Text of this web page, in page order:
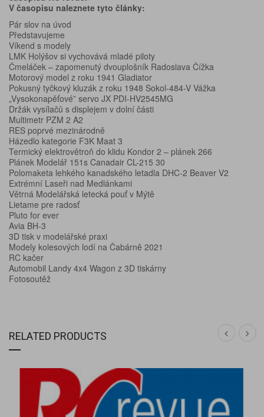
V časopisu naleznete tyto články:
Pár slov na úvod
Představujeme
Víkend s modely
LMK Holýšov si vychovává mladé piloty
Čmeláček – zapomenutý dvouplošník Radoslava Čížka
Motorový model z roku 1941 Gladiator
Pokusný tyčkový kluzák z roku 1948 Sokol-484-V Vážka
„Vysokonapěťové” servo JX PDI-HV2545MG
Držák vysílačů s displejem v dolní části
Multimetr PZM 2 A2
RES poprvé mezinárodně
Házedlo kategorie F3K Maat 3
Termický elektrovětroň do klidu Kondor 2 – plánek 266
Plánek Modelář 151s Canadair CL-215 30
Polomaketa lehkého kanadského letadla DHC-2 Beaver V2
Extrémní Laseři nad Medlánkami
Větrná Modelářská letecká pouť v Mýtě
Lietame pre radosť
Pluto for ever
Avia BH-3
3D tisk v modelářské praxi
Modely kolesových lodí na Čabárně 2021
RC kačer
Automobil Landy 4x4 Wagon z 3D tiskárny
Fotosoutěž
RELATED PRODUCTS